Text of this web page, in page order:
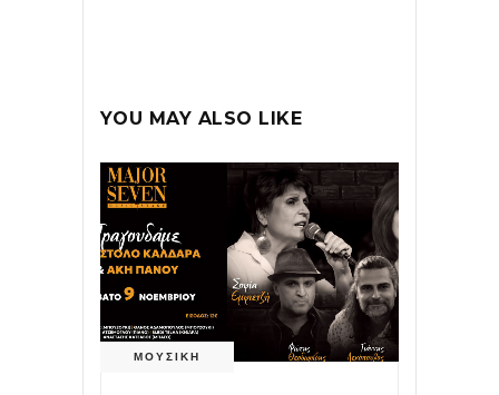
YOU MAY ALSO LIKE
ΜΟΥΣΙΚΗ